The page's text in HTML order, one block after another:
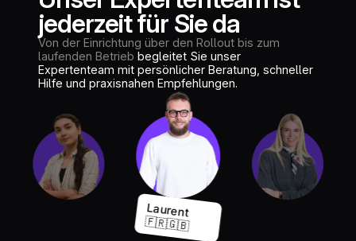
jederzeit für Sie da
Von der Einrichtung über den Rollout bis zum
laufenden Betrieb begleitet Sie unser
Expertenteam mit persönlicher Beratung, schneller
Hilfe und praxisnahen Empfehlungen.
Laurent
🇫🇷🇬🇧